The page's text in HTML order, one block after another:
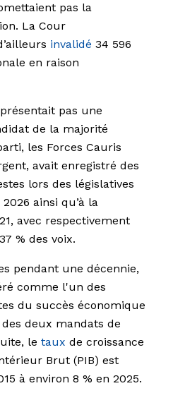
pas la
La Cour
invalidé 34 596
en raison
pas une
de la majorité
les Forces Cauris
avait enregistré des
lors des législatives
ainsi qu’à la
avec respectivement
% des voix.
pendant une décennie,
comme l'un des
du succès économique
deux mandats de
le taux de croissance
Brut (PIB) est
à environ 8 % en 2025.